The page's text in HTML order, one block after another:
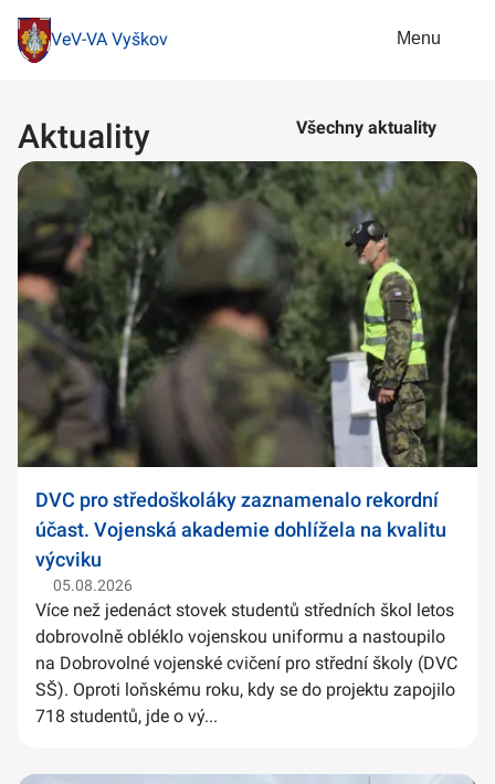
VeV-VA Vyškov Menu
Aktuality Všechny aktuality
DVC pro středoškoláky zaznamenalo rekordní
účast. Vojenská akademie dohlížela na kvalitu
výcviku
05.08.2026
Více než jedenáct stovek studentů středních škol letos
dobrovolně obléklo vojenskou uniformu a nastoupilo
na Dobrovolné vojenské cvičení pro střední školy (DVC
SŠ). Oproti loňskému roku, kdy se do projektu zapojilo
718 studentů, jde o vý...